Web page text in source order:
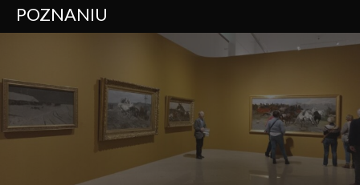
POZNANIU